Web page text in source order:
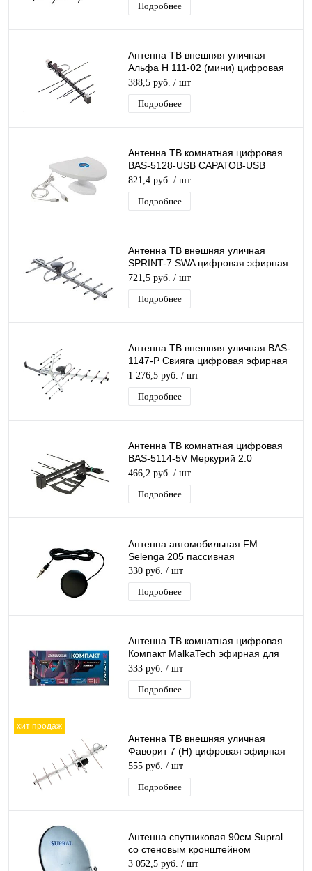
Подробнее
Антенна ТВ внешняя уличная
Альфа Н 111-02 (мини) цифровая
эфирная для DVB-T2 телевидения
наружная
388,5 руб. / шт
Подробнее
Антенна ТВ комнатная цифровая
BAS-5128-USB САРАТОВ-USB
эфирная для DVB-T2 телевидения
Рэмо
821,4 руб. / шт
Подробнее
Антенна ТВ внешняя уличная
SPRINT-7 SWA цифровая эфирная
для DVB-T2 телевидения Рэмо
BAS-1161-SWA
721,5 руб. / шт
Подробнее
Антенна ТВ внешняя уличная BAS-
1147-Р Свияга цифровая эфирная
для DVB-T2 телевидения наружная
Рэмо
1 276,5 руб. / шт
Подробнее
Антенна ТВ комнатная цифровая
BAS-5114-5V Меркурий 2.0
эфирная для DVB-T2 телевидения
466,2 руб. / шт
Подробнее
Антенна автомобильная FM
Selenga 205 пассивная
330 руб. / шт
Подробнее
Антенна ТВ комнатная цифровая
Компакт MalkaTech эфирная для
DVB-T2 телевидения
333 руб. / шт
Подробнее
хит продаж
Антенна ТВ внешняя уличная
Фаворит 7 (Н) цифровая эфирная
для DVB-T2 телевидения наружная
555 руб. / шт
Подробнее
Антенна спутниковая 90см Supral
со стеновым кронштейном
3 052,5 руб. / шт